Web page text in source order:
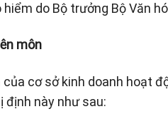
do Bộ trưởng Bộ Văn
môn
cơ sở kinh doanh hoạt
định này như sau: